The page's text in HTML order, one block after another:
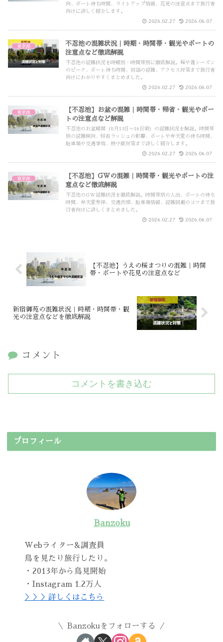
向、ボート待ち時間、ライトアップ情報、花見の注意点まで旅行者
向けに詳しく紹介します。
2026.02.27 2026.06.07
東京都
不忍池の混雑状況｜時期・時間帯・観光やボートの
注意点など徹底解説
不忍池の混雑状況を時期別・時間帯別に徹底解説。桜や蓮シーズン
のピーク、ボート待ち時間、初詣の混雑、アクセス対策まで旅行者
向けにわかりやすくまとめました。
2026.02.27 2026.06.07
東京都
【不忍池】お盆の混雑｜時間帯・帰省・観光やボー
トの注意点など解説
不忍池のお盆期間（8月13日〜16日頃）の混雑状況を解説。時間帯
別の混雑傾向、帰省ラッシュの影響、ボートや弁天堂の待ち時間、
駐車場や交通事情、熱中症対策まで詳しく紹介します。
2026.02.27 2026.06.07
東京都
【不忍池】GWの混雑｜時間帯・観光やボートの注
意点など徹底解説
不忍池のGW混雑状況を徹底解説。時間帯別の人出、ボートの待ち
時間、弁天堂参拝、交通渋滞、駐車場情報、混雑回避のコツまで旅
行者向けに詳しくまとめました。
2026.02.27 2026.06.07
【不忍池】うえの桜まつりの混雑｜時間
帯・ボートや花見の注意点など
新宿御苑の混雑状況｜時期・時間帯・観
光の注意点などを徹底解説
コメント
コメントを書き込む
プロフィール
Banzoku
Webライター&調査員
鳥を見たり旅行したり。
・2013年から鳥見開始
・Instagram 1.2万人
＞＞＞詳しくはこちら
Banzokuをフォローする